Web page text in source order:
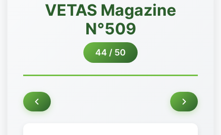
VETAS Magazine
N°509
44 / 50